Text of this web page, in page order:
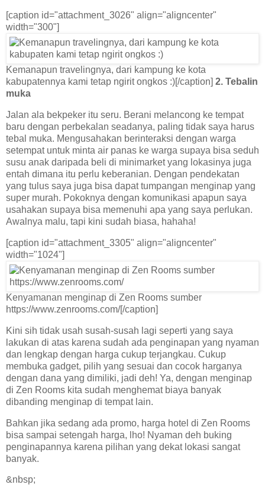
[caption id="attachment_3026" align="aligncenter"
width="300"]
Kemanapun travelingnya, dari kampung ke kota
kabupatennya kami tetap ngirit ongkos :)[/caption] 2. Tebalin
muka
Jalan ala bekpeker itu seru. Berani melancong ke tempat
baru dengan perbekalan seadanya, paling tidak saya harus
tebal muka. Mengusahakan berinteraksi dengan warga
setempat untuk minta air panas ke warga supaya bisa seduh
susu anak daripada beli di minimarket yang lokasinya juga
entah dimana itu perlu keberanian. Dengan pendekatan
yang tulus saya juga bisa dapat tumpangan menginap yang
super murah. Pokoknya dengan komunikasi apapun saya
usahakan supaya bisa memenuhi apa yang saya perlukan.
Awalnya malu, tapi kini sudah biasa, hahaha!
[caption id="attachment_3305" align="aligncenter"
width="1024"]
Kenyamanan menginap di Zen Rooms sumber
https://www.zenrooms.com/[/caption]
Kini sih tidak usah susah-susah lagi seperti yang saya
lakukan di atas karena sudah ada penginapan yang nyaman
dan lengkap dengan harga cukup terjangkau. Cukup
membuka gadget, pilih yang sesuai dan cocok harganya
dengan dana yang dimiliki, jadi deh! Ya, dengan menginap
di Zen Rooms kita sudah menghemat biaya banyak
dibanding menginap di tempat lain.
Bahkan jika sedang ada promo, harga hotel di Zen Rooms
bisa sampai setengah harga, lho! Nyaman deh buking
penginapannya karena pilihan yang dekat lokasi sangat
banyak.
&nbsp;